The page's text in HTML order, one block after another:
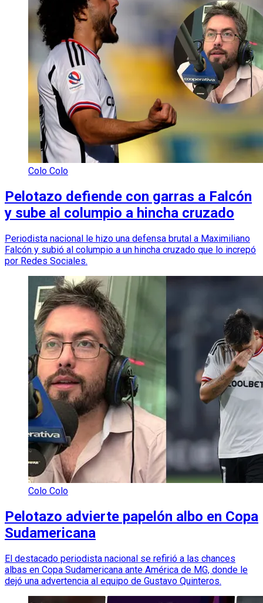
Colo Colo
Pelotazo defiende con garras a Falcón
y sube al columpio a hincha cruzado
Periodista nacional le hizo una defensa brutal a Maximiliano
Falcón y subió al columpio a un hincha cruzado que lo increpó
por Redes Sociales.
Colo Colo
Pelotazo advierte papelón albo en Copa
Sudamericana
El destacado periodista nacional se refirió a las chances
albas en Copa Sudamericana ante América de MG, donde le
dejó una advertencia al equipo de Gustavo Quinteros.